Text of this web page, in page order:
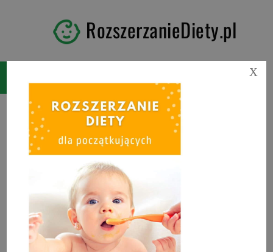
RozszerzanieDiety.pl
Kategoria:PRZEPISY DLA
NIEMOWLAKA
Zdrowe, proste i szybkie przepisy na
dania dla niemowlaka: zupy, obiady,
kaszki, desery. Sprawdź jak łatwo
przygotować domowe słoiczki dla
X